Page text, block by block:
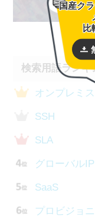
検索用語ランキ
オンプレミス
SSH
SLA
グローバル
SaaS
プロビジョ
国産ク
比